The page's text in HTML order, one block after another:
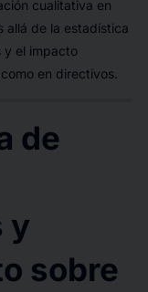
cualitativa en
allá de la estadística
y el impacto
en directivos.
de
y
sobre